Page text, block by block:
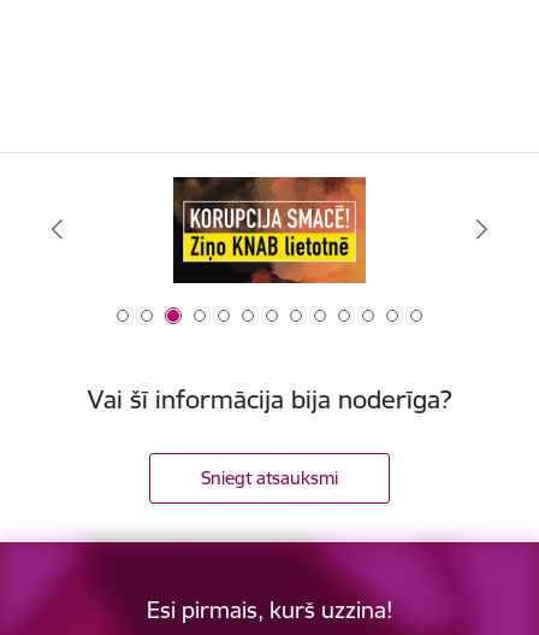
Vai šī informācija bija noderīga?
Sniegt atsauksmi
Esi pirmais, kurš uzzina!